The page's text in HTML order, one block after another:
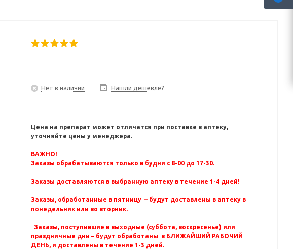
Нет в наличии Нашли дешевле?
Цена на препарат может отличатся при поставке в аптеку,
уточняйте цены у менеджера.
ВАЖНО!
Заказы обрабатываются только в будни с 8-00 до 17-30.
Заказы доставляются в выбранную аптеку в течение 1-4 дней!
Заказы, обработанные в пятницу – будут доставлены в аптеку в
понедельник или во вторник.
Заказы, поступившие в выходные (суббота, воскресенье) или
праздничные дни – будут обработаны в БЛИЖАЙШИЙ РАБОЧИЙ
ДЕНЬ, и доставлены в течение 1-3 дней.